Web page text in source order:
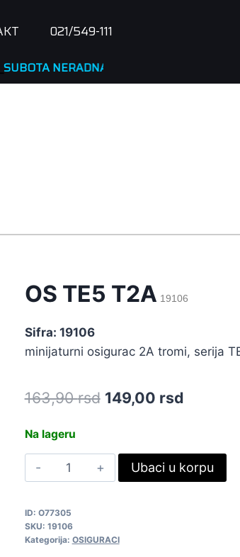
021/549-111
NERADNA
OS TE5 T2A 19106
Sifra: 19106
minijaturni osigurac 2A tromi, serija
163,90rsd Original
163,90 rsd.
149,00 rsdCurrent
149,00
Na lageru
OS
TE5
19106
quantity
Ubaci u korpu
ID: O77305
SKU: 19106
Kategorija: OSIGURACI